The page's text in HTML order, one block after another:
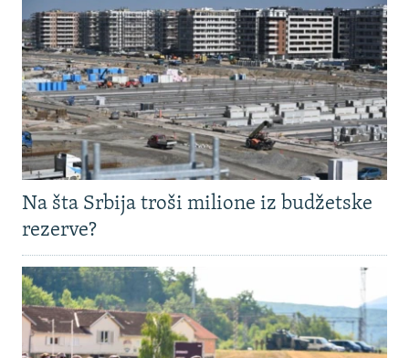
Na šta Srbija troši milione iz budžetske
rezerve?